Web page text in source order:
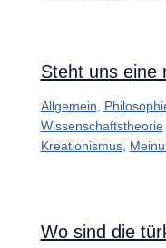
Steht uns eine
Allgemein,
Wissenschaftstheorie
Kreationismus,
Wo sind die